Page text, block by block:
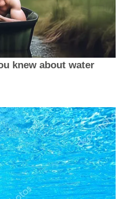
knew about water